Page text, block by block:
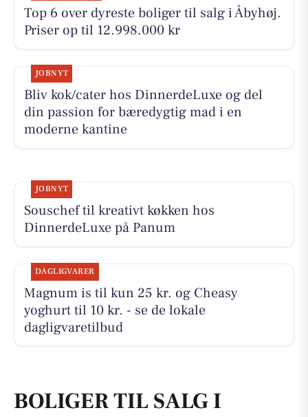
Top 6 over dyreste boliger til salg i Åbyhøj.
Priser op til 12.998.000 kr
JOBNYT
Bliv kok/cater hos DinnerdeLuxe og del
din passion for bæredygtig mad i en
moderne kantine
JOBNYT
Souschef til kreativt køkken hos
DinnerdeLuxe på Panum
DAGLIGVARER
Magnum is til kun 25 kr. og Cheasy
yoghurt til 10 kr. - se de lokale
dagligvaretilbud
BOLIGER TIL SALG I